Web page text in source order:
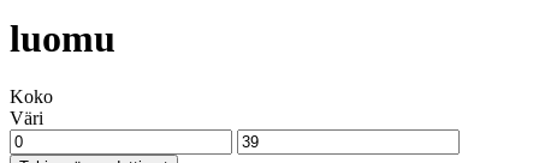
luomu
Koko
Väri